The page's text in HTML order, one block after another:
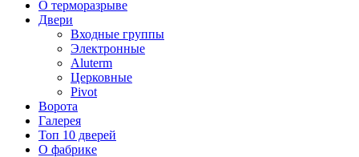
О терморазрыве
Двери
Входные группы
Электронные
Aluterm
Церковные
Pivot
Ворота
Галерея
Топ 10 дверей
О фабрике